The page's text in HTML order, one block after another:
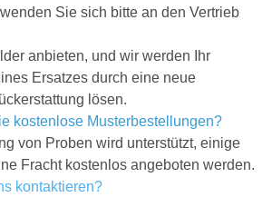
Sie sich bitte an den Vertrieb
anbieten, und wir werden Ihr
Ersatzes durch eine neue
lösen.
kostenlose Musterbestellungen?
von Proben wird unterstützt, einige
Fracht kostenlos angeboten werden.
kontaktieren?